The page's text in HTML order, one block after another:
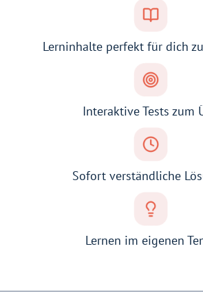
Lerninhalte perfekt für dich
Interaktive Tests zum
Sofort verständliche
Lernen im eigenen